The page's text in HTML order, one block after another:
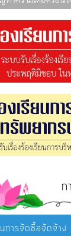
ก
การจัดซื้อจัดจ้าง